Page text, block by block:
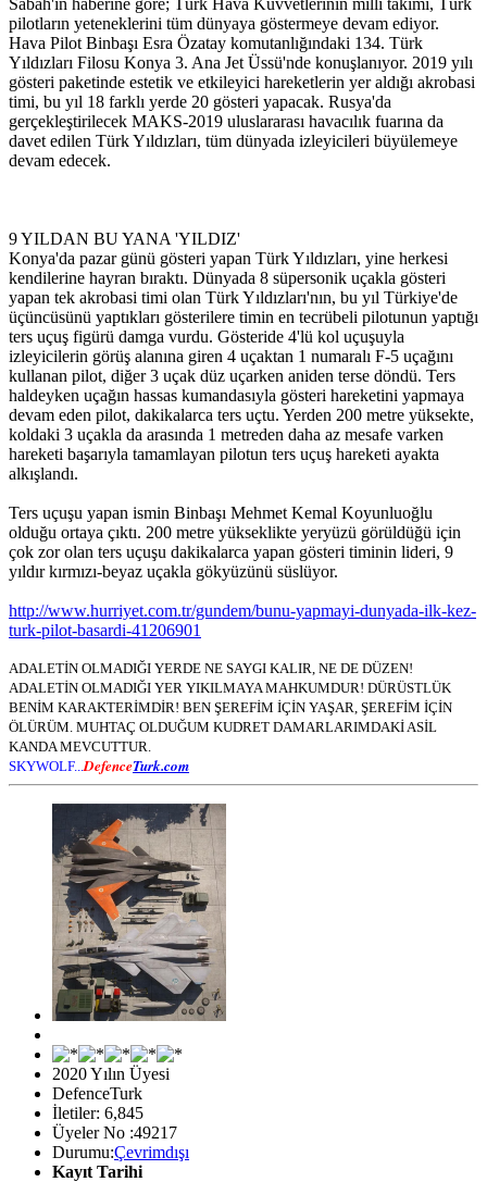
pilotların yeteneklerini tüm dünyaya göstermeye devam ediyor.
Hava Pilot Binbaşı Esra Özatay komutanlığındaki 134. Türk
Yıldızları Filosu Konya 3. Ana Jet Üssü'nde konuşlanıyor. 2019 yılı
gösteri paketinde estetik ve etkileyici hareketlerin yer aldığı akrobasi
timi, bu yıl 18 farklı yerde 20 gösteri yapacak. Rusya'da
gerçekleştirilecek MAKS-2019 uluslararası havacılık fuarına da
davet edilen Türk Yıldızları, tüm dünyada izleyicileri büyülemeye
devam edecek.
9 YILDAN BU YANA 'YILDIZ'
Konya'da pazar günü gösteri yapan Türk Yıldızları, yine herkesi
kendilerine hayran bıraktı. Dünyada 8 süpersonik uçakla gösteri
yapan tek akrobasi timi olan Türk Yıldızları'nın, bu yıl Türkiye'de
üçüncüsünü yaptıkları gösterilere timin en tecrübeli pilotunun yaptığı
ters uçuş figürü damga vurdu. Gösteride 4'lü kol uçuşuyla
izleyicilerin görüş alanına giren 4 uçaktan 1 numaralı F-5 uçağını
kullanan pilot, diğer 3 uçak düz uçarken aniden terse döndü. Ters
haldeyken uçağın hassas kumandasıyla gösteri hareketini yapmaya
devam eden pilot, dakikalarca ters uçtu. Yerden 200 metre yüksekte,
koldaki 3 uçakla da arasında 1 metreden daha az mesafe varken
hareketi başarıyla tamamlayan pilotun ters uçuş hareketi ayakta
alkışlandı.
Ters uçuşu yapan ismin Binbaşı Mehmet Kemal Koyunluoğlu
olduğu ortaya çıktı. 200 metre yükseklikte yeryüzü görüldüğü için
çok zor olan ters uçuşu dakikalarca yapan gösteri timinin lideri, 9
yıldır kırmızı-beyaz uçakla gökyüzünü süslüyor.
http://www.hurriyet.com.tr/gundem/bunu-yapmayi-dunyada-ilk-kez-
turk-pilot-basardi-41206901
ADALETİN OLMADIĞI YERDE NE SAYGI KALIR, NE DE DÜZEN!
ADALETİN OLMADIĞI YER YIKILMAYA MAHKUMDUR! DÜRÜSTLÜK
BENİM KARAKTERİMDİR! BEN ŞEREFİM İÇİN YAŞAR, ŞEREFİM İÇİN
ÖLÜRÜM. MUHTAÇ OLDUĞUM KUDRET DAMARLARIMDAKİ ASİL
KANDA MEVCUTTUR.
SKYWOLF... DefenceTurk.com
2020 Yılın Üyesi
DefenceTurk
İletiler: 6,845
Üyeler No :49217
Durumu:Çevrimdışı
Kayıt Tarihi